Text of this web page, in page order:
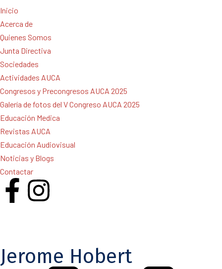
Inicio
Acerca de
Quienes Somos
Junta Directiva
Sociedades
Actividades AUCA
Congresos y Precongresos AUCA 2025
Galería de fotos del V Congreso AUCA 2025
Educación Medica
Revistas AUCA
Educación Audiovisual
Noticias y Blogs
Contactar
Jerome Hobert